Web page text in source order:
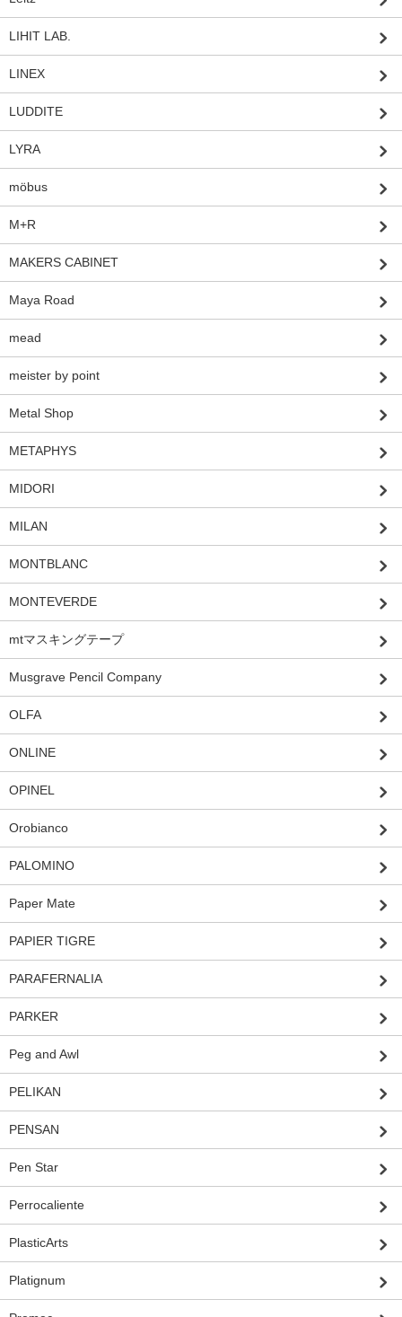
LIHIT LAB.
LINEX
LUDDITE
LYRA
möbus
M+R
MAKERS CABINET
Maya Road
mead
meister by point
Metal Shop
METAPHYS
MIDORI
MILAN
MONTBLANC
MONTEVERDE
mtマスキングテープ
Musgrave Pencil Company
OLFA
ONLINE
OPINEL
Orobianco
PALOMINO
Paper Mate
PAPIER TIGRE
PARAFERNALIA
PARKER
Peg and Awl
PELIKAN
PENSAN
Pen Star
Perrocaliente
PlasticArts
Platignum